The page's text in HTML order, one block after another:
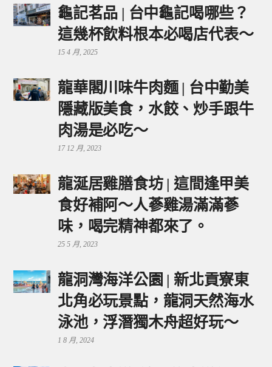
龜記茗品 | 台中龜記喝哪些？
這幾杯飲料根本必喝店代表～
15 4 月, 2025
龍華閣川味牛肉麵 | 台中勤美
隱藏版美食，水餃、炒手跟牛
肉湯是必吃～
17 12 月, 2023
龍涎居雞膳食坊 | 這間逢甲美
食好補阿～人蔘雞湯滿滿蔘
味，喝完精神都來了。
25 5 月, 2023
龍洞灣海洋公園 | 新北貢寮東
北角必玩景點，龍洞天然海水
泳池，浮潛獨木舟超好玩～
1 8 月, 2024